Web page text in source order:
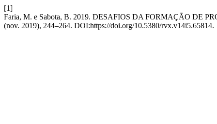
[1]
Faria, M. e Sabota, B. 2019. DESAFIOS DA FORMAÇÃO DE
(nov. 2019), 244–264. DOI:https://doi.org/10.5380/rvx.v14i5.65814.